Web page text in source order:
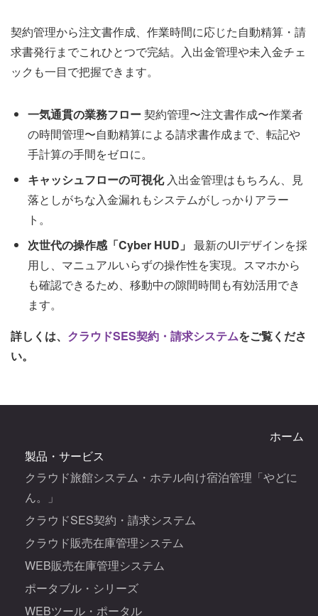
契約管理から注文書作成、作業時間に応じた自動精算・請
求書発行までこれひとつで完結。入出金管理や未入金チェ
ックも一目で把握できます。
一気通貫の業務フロー契約管理〜注文書作成〜作業者
の時間管理〜自動精算による請求書作成まで、転記や
手計算の手間をゼロに。
キャッシュフローの可視化入出金管理はもちろん、見
落としがちな入金漏れもシステムがしっかりアラー
ト。
次世代の操作感「Cyber HUD」 最新のUIデザインを採
用し、マニュアルいらずの操作性を実現。スマホから
も確認できるため、移動中の隙間時間も有効活用でき
ます。
詳しくは、 クラウドSES契約・請求システムをご覧くださ
い。
ホーム
製品・サービス
クラウド旅館システム・ホテル向け宿泊管理「やどに
ん。」
クラウドSES契約・請求システム
クラウド販売在庫管理システム
WEB販売在庫管理システム
ポータブル・シリーズ
WEBツール・ポータル